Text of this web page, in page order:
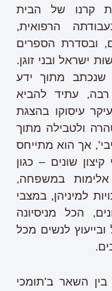
קרנו של הבית
הרפואית,
ובסדרת הספרים
ישראל ובני זוגן.
מתוך ידע
רבה, עתיד להביא
עיסוקו בהצגת
ולטבילה מתוך
אך הוא מתייחס
שונים – כגון
במשפחה,
למיניהן, במצבי
הכל מניסיונה
לנשים מכל
השאר ב'תומכי